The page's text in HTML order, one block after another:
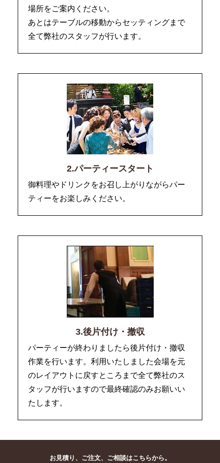
場所をご案内ください。
あとはテーブルの移動からセッティングまで
全て弊社のスタッフが行います。
2.パーティースタート
御料理やドリンクをお召し上がりながらパー
ティーをお楽しみください。
3.後片付け・撤収
パーティーが終わりましたら後片付け・撤収
作業を行います。利用いたしました会場を元
のレイアウトに戻すところまで全て弊社のス
タッフが行いますので最終確認のみお願いい
たします。
お見積り、ご注文、ご相談はこちらから。